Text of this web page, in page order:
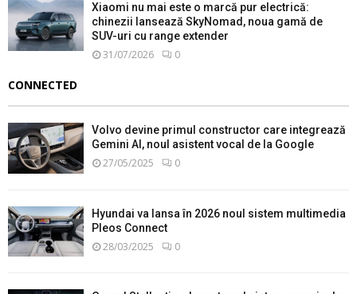
Xiaomi nu mai este o marcă pur electrică:
chinezii lansează SkyNomad, noua gamă de
SUV-uri cu range extender
31/07/2026 0
CONNECTED
Volvo devine primul constructor care integrează
Gemini AI, noul asistent vocal de la Google
27/05/2025 0
Hyundai va lansa în 2026 noul sistem multimedia
Pleos Connect
28/03/2025 0